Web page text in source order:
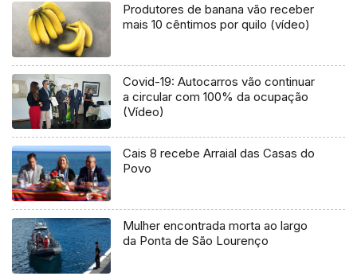
Produtores de banana vão receber
mais 10 cêntimos por quilo (vídeo)
Covid-19: Autocarros vão continuar
a circular com 100% da ocupação
(Vídeo)
Cais 8 recebe Arraial das Casas do
Povo
Mulher encontrada morta ao largo
da Ponta de São Lourenço